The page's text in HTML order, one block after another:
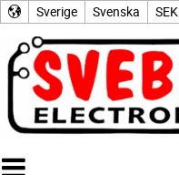
Sverige Svenska SEK